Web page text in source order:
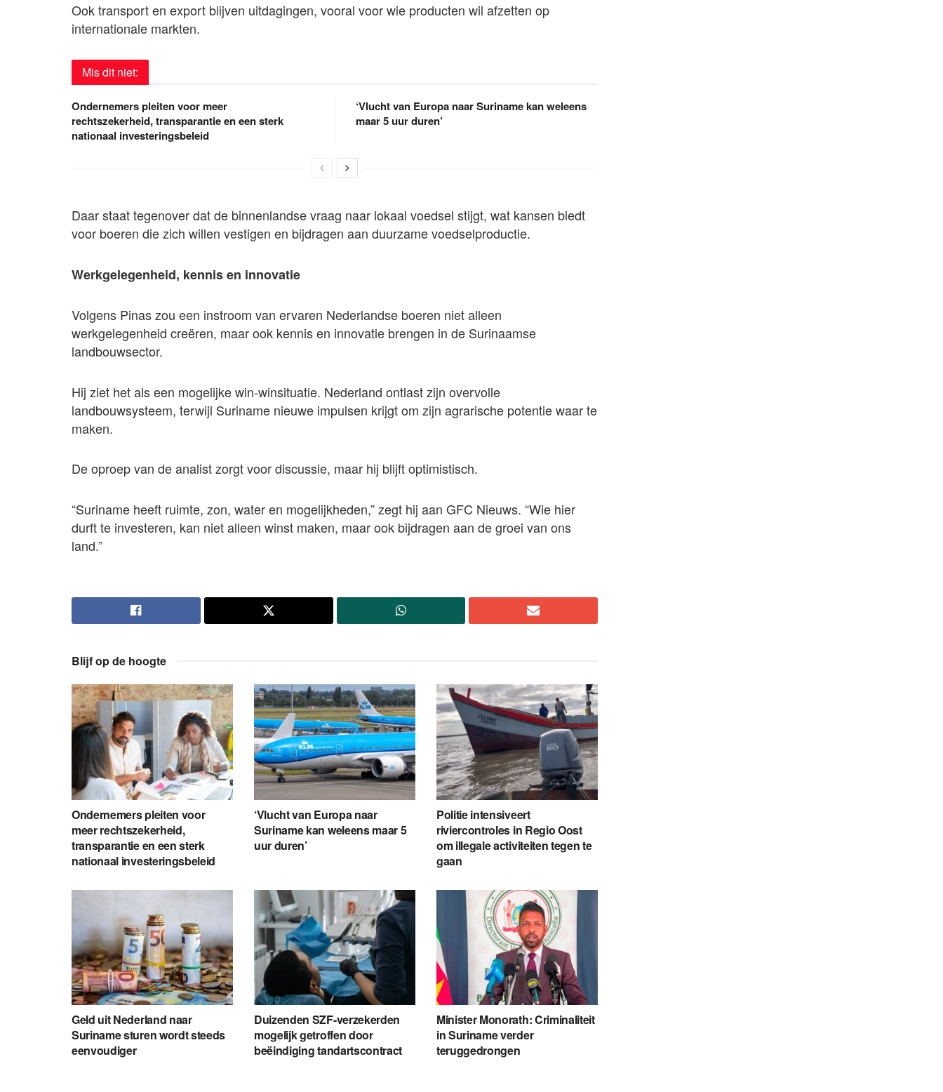
Ook transport en export blijven uitdagingen, vooral voor wie producten wil afzetten op
internationale markten.
Mis dit niet:
Ondernemers pleiten voor meer
rechtszekerheid, transparantie en een sterk
nationaal investeringsbeleid
‘Vlucht van Europa naar Suriname kan weleens
maar 5 uur duren’
Daar staat tegenover dat de binnenlandse vraag naar lokaal voedsel stijgt, wat kansen biedt
voor boeren die zich willen vestigen en bijdragen aan duurzame voedselproductie.
Werkgelegenheid, kennis en innovatie
Volgens Pinas zou een instroom van ervaren Nederlandse boeren niet alleen
werkgelegenheid creëren, maar ook kennis en innovatie brengen in de Surinaamse
landbouwsector.
Hij ziet het als een mogelijke win-winsituatie. Nederland ontlast zijn overvolle
landbouwsysteem, terwijl Suriname nieuwe impulsen krijgt om zijn agrarische potentie waar te
maken.
De oproep van de analist zorgt voor discussie, maar hij blijft optimistisch.
“Suriname heeft ruimte, zon, water en mogelijkheden,” zegt hij aan GFC Nieuws. “Wie hier
durft te investeren, kan niet alleen winst maken, maar ook bijdragen aan de groei van ons
land.”
Blijf op de hoogte
Ondernemers pleiten voor
meer rechtszekerheid,
transparantie en een sterk
nationaal investeringsbeleid
‘Vlucht van Europa naar
Suriname kan weleens maar 5
uur duren’
Politie intensiveert
riviercontroles in Regio Oost
om illegale activiteiten tegen te
gaan
Geld uit Nederland naar
Suriname sturen wordt steeds
eenvoudiger
Duizenden SZF-verzekerden
mogelijk getroffen door
beëindiging tandartscontract
Minister Monorath: Criminaliteit
in Suriname verder
teruggedrongen